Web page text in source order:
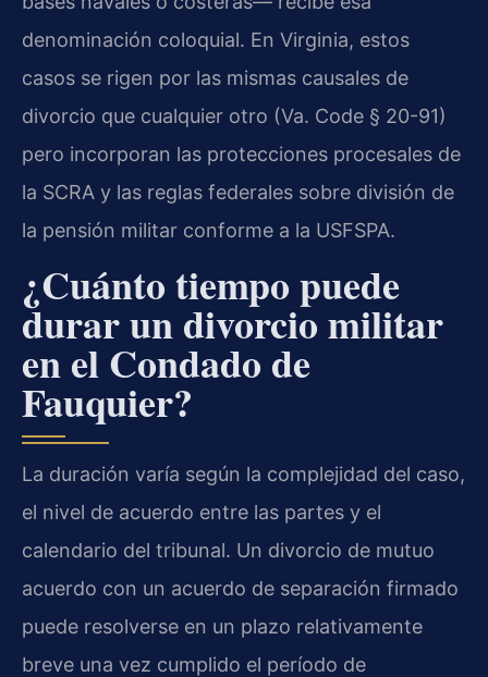
denominación coloquial. En Virginia, estos
casos se rigen por las mismas causales de
divorcio que cualquier otro (Va. Code § 20-91)
pero incorporan las protecciones procesales de
la SCRA y las reglas federales sobre división de
la pensión militar conforme a la USFSPA.
¿Cuánto tiempo puede
durar un divorcio militar
en el Condado de
Fauquier?
La duración varía según la complejidad del caso,
el nivel de acuerdo entre las partes y el
calendario del tribunal. Un divorcio de mutuo
acuerdo con un acuerdo de separación firmado
puede resolverse en un plazo relativamente
breve una vez cumplido el período de